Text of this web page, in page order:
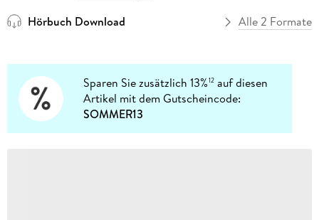
Hörbuch Download Alle 2 Formate
Sparen Sie zusätzlich 13%12 auf diesen
Artikel mit dem Gutscheincode:
SOMMER13